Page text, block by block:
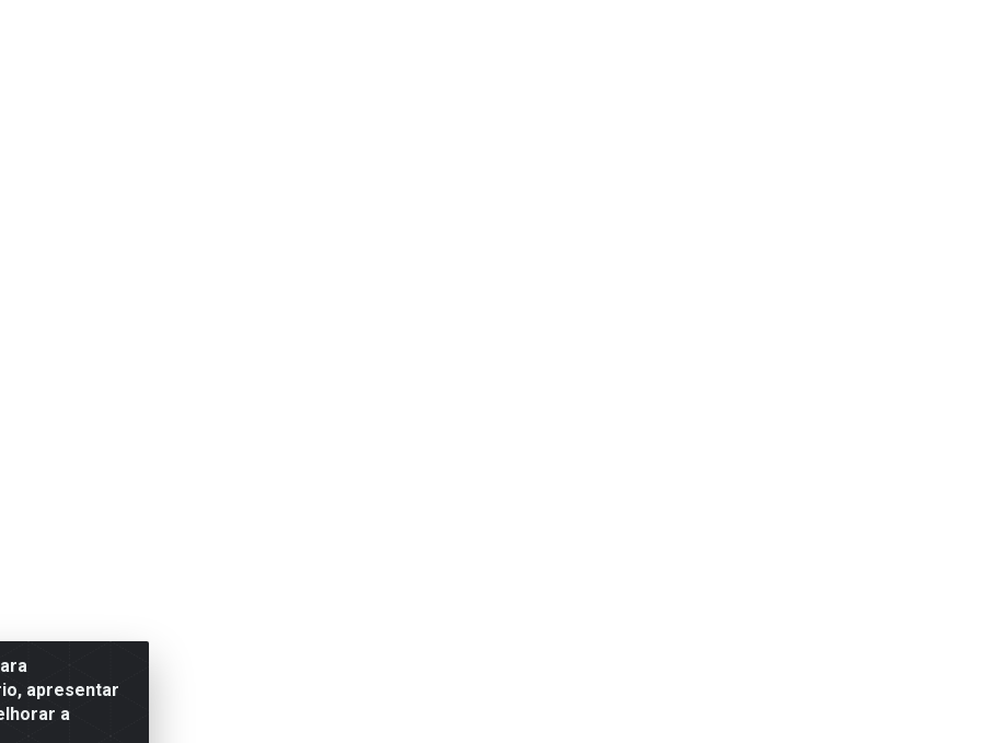
apresentar
a